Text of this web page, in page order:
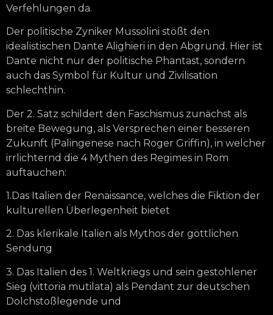
Verfehlungen da.
Der politische Zyniker Mussolini stößt den
idealistischen Dante Alighieri in den Abgrund. Hier ist
Dante nicht nur der politische Phantast, sondern
auch das Symbol für Kultur und Zivilisation
schlechthin.
Der 2. Satz schildert den Faschismus zunächst als
breite Bewegung, als Versprechen einer besseren
Zukunft (Palingenese nach Roger Griffin), in welcher
irrlichternd die 4 Mythen des Regimes in Rom
auftauchen:
1.Das Italien der Renaissance, welches die Fiktion der
kulturellen Überlegenheit bietet
2. Das klerikale Italien als Mythos der göttlichen
Sendung
3. Das Italien des 1. Weltkriegs und sein gestohlener
Sieg (vittoria mutilata) als Pendant zur deutschen
Dolchstoßlegende und